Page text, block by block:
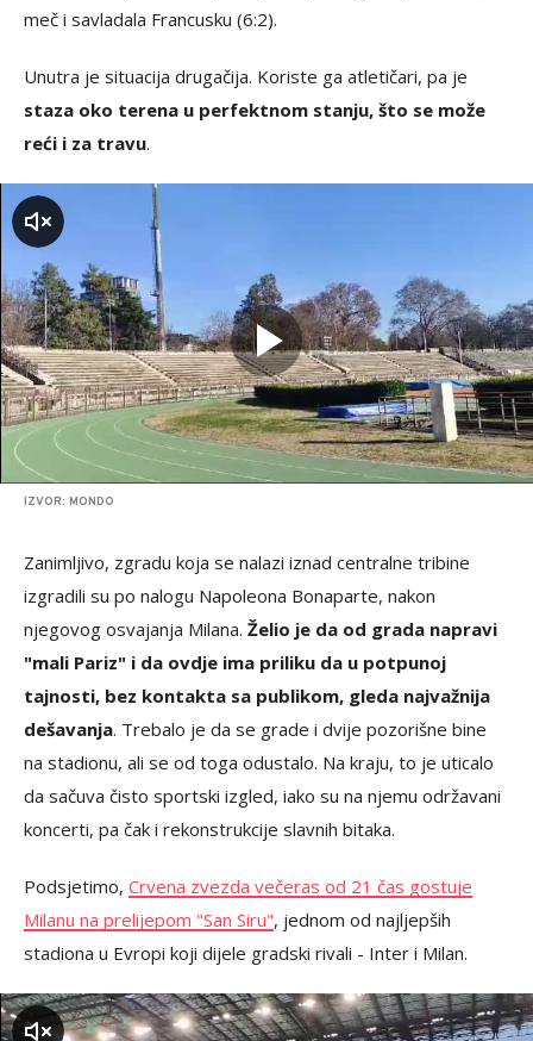
meč i savladala Francusku (6:2).
Unutra je situacija drugačija. Koriste ga atletičari, pa je
staza oko terena u perfektnom stanju, što se može
reći i za travu.
IZVOR: MONDO
Zanimljivo, zgradu koja se nalazi iznad centralne tribine
izgradili su po nalogu Napoleona Bonaparte, nakon
njegovog osvajanja Milana. Želio je da od grada napravi
"mali Pariz" i da ovdje ima priliku da u potpunoj
tajnosti, bez kontakta sa publikom, gleda najvažnija
dešavanja. Trebalo je da se grade i dvije pozorišne bine
na stadionu, ali se od toga odustalo. Na kraju, to je uticalo
da sačuva čisto sportski izgled, iako su na njemu održavani
koncerti, pa čak i rekonstrukcije slavnih bitaka.
Podsjetimo, Crvena zvezda večeras od 21 čas gostuje
Milanu na prelijepom "San Siru", jednom od najljepših
stadiona u Evropi koji dijele gradski rivali - Inter i Milan.